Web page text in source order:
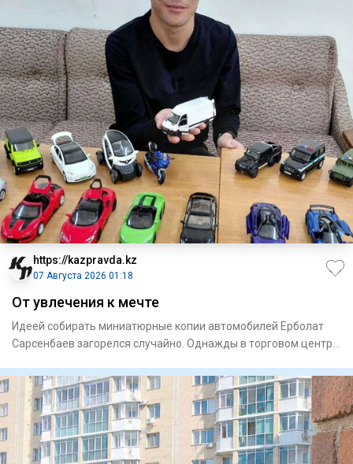
https://kazpravda.kz
07 Августа 2026 01:18
От увлечения к мечте
Идеей собирать миниа­тюрные копии автомобилей Ерболат
Сарсенбаев загорелся случайно. Однажды в торговом центре